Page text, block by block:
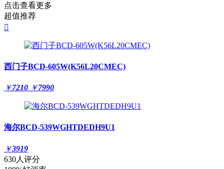
点击查看更多
超值推荐

西门子BCD-605W(K56L20CMEC)
￥7210 ￥7990
海尔BCD-539WGHTDEDH9U1
￥3919
630人评分